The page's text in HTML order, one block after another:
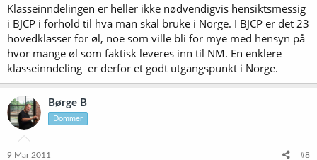
Klasseinndelingen er heller ikke nødvendigvis hensiktsmessig
i BJCP i forhold til hva man skal bruke i Norge. I BJCP er det 23
hovedklasser for øl, noe som ville bli for mye med hensyn på
hvor mange øl som faktisk leveres inn til NM. En enklere
klasseinndeling er derfor et godt utgangspunkt i Norge.
Børge B
Dommer
9 Mar 2011 #8